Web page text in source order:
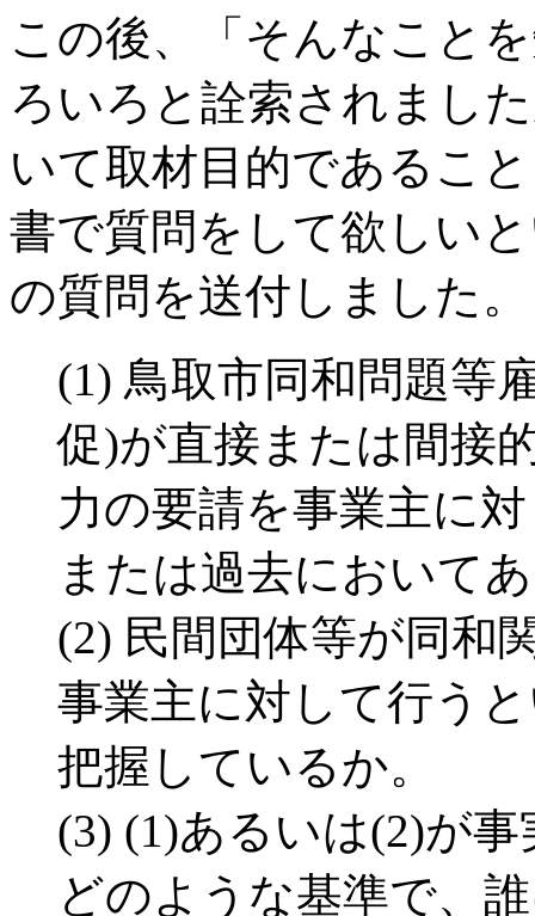
この後、「そんなこと
ろいろと詮索されまし
いて取材目的であるこ
書で質問をして欲しい
の質問を送付しました。
(1) 鳥取市同和問題等
促)が直接または間接
力の要請を事業主に
または過去において
(2) 民間団体等が同和
事業主に対して行う
把握しているか。
(3) (1)あるいは(2)が
どのような基準で、